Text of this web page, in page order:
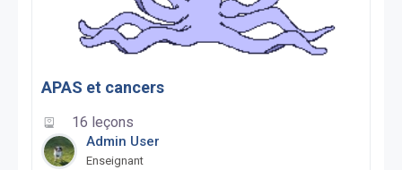
APAS et cancers
16 leçons
Admin User
Enseignant